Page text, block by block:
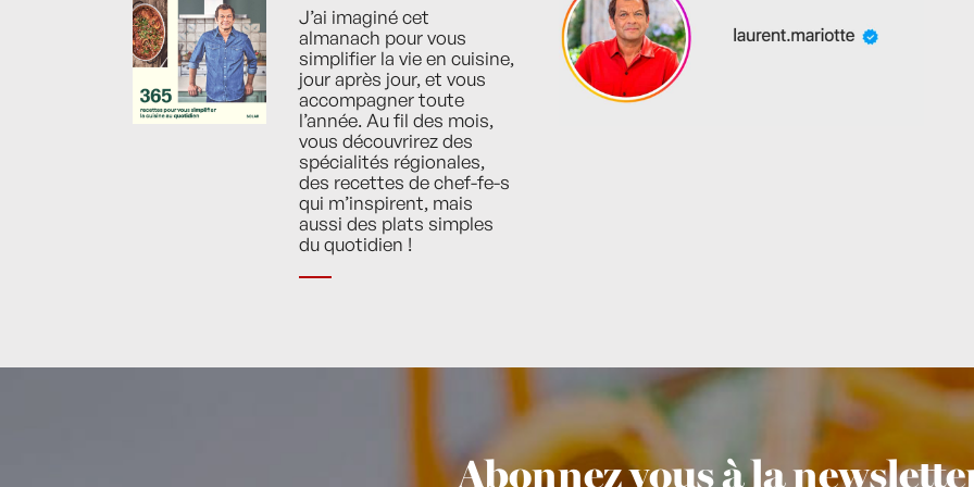
J’ai imaginé cet
almanach pour vous
simplifier la vie en cuisine,
jour après jour, et vous
accompagner toute
l’année. Au fil des mois,
vous découvrirez des
spécialités régionales,
des recettes de chef-fe-s
qui m’inspirent, mais
aussi des plats simples
du quotidien !
Abonnez vous à la